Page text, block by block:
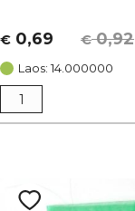
€0,92
Algne
hind
oli:
€ 0,92.
€ 0,69
Current
price
is:
€ 0,69.
Laos: 14.000000